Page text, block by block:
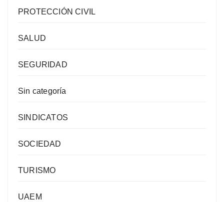
PROTECCIÓN CIVIL
SALUD
SEGURIDAD
Sin categoría
SINDICATOS
SOCIEDAD
TURISMO
UAEM